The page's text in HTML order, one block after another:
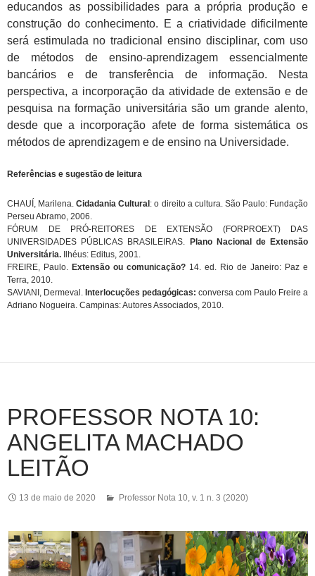
educandos as possibilidades para a própria produção e
construção do conhecimento. E a criatividade dificilmente
será estimulada no tradicional ensino disciplinar, com uso
de métodos de ensino-aprendizagem essencialmente
bancários e de transferência de informação. Nesta
perspectiva, a incorporação da atividade de extensão e de
pesquisa na formação universitária são um grande alento,
desde que a incorporação afete de forma sistemática os
métodos de aprendizagem e de ensino na Universidade.
Referências e sugestão de leitura
CHAUÍ, Marilena. Cidadania Cultural: o direito a cultura. São Paulo: Fundação
Perseu Abramo, 2006.
FÓRUM DE PRÓ-REITORES DE EXTENSÃO (FORPROEXT) DAS
UNIVERSIDADES PÚBLICAS BRASILEIRAS. Plano Nacional de Extensão
Universitária. Ilhéus: Editus, 2001.
FREIRE, Paulo. Extensão ou comunicação? 14. ed. Rio de Janeiro: Paz e
Terra, 2010.
SAVIANI, Dermeval. Interlocuções pedagógicas: conversa com Paulo Freire a
Adriano Nogueira. Campinas: Autores Associados, 2010.
PROFESSOR NOTA 10:
ANGELITA MACHADO
LEITÃO
13 de maio de 2020 Professor Nota 10 v. 1 n. 3 (2020)